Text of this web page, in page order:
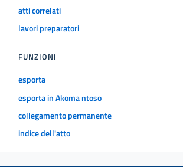
atti correlati
lavori preparatori
FUNZIONI
esporta
esporta in Akoma ntoso
collegamento permanente
indice dell'atto